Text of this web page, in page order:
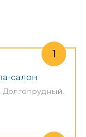
салон
Долгопрудный,